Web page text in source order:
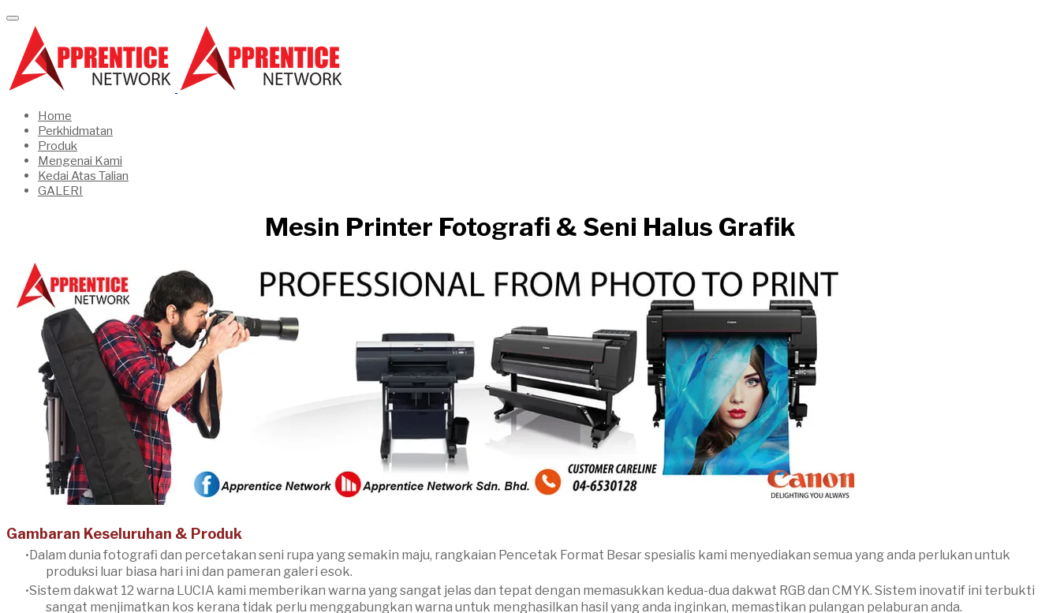
Home
Perkhidmatan
Produk
Mengenai Kami
Kedai Atas Talian
GALERI
Mesin Printer Fotografi & Seni Halus Grafik
​Gambaran Keseluruhan & Produk
Dalam dunia fotografi dan percetakan seni rupa yang semakin maju, rangkaian Pencetak Format Besar spesialis kami menyediakan semua yang anda perlukan untuk
produksi luar biasa hari ini dan pameran galeri esok.
Sistem dakwat 12 warna LUCIA kami memberikan warna yang sangat jelas dan tepat dengan memasukkan kedua-dua dakwat RGB dan CMYK. Sistem inovatif ini terbukti
sangat menjimatkan kos kerana tidak perlu menggabungkan warna untuk menghasilkan hasil yang anda inginkan, memastikan pulangan pelaburan anda.